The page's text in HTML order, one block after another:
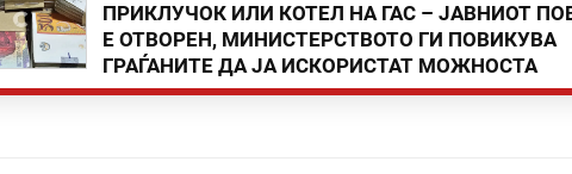
ПРИКЛУЧОК ИЛИ КОТЕЛ НА ГАС – ЈАВНИОТ
Е ОТВОРЕН, МИНИСТЕРСТВОТО ГИ ПОВИКУВА
ГРАЃАНИТЕ ДА ЈА ИСКОРИСТАТ МОЖНОСТА